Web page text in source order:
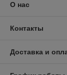
О нас
Контакты
Доставка и